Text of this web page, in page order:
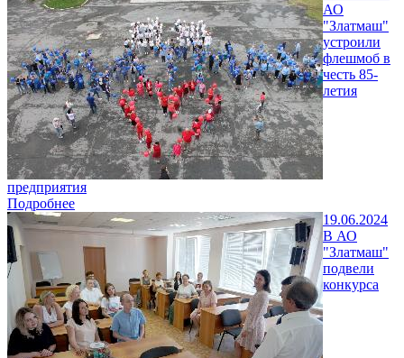
АО
"Златмаш"
устроили
флешмоб в
честь 85-
летия
предприятия
Подробнее
19.06.2024
В АО
"Златмаш"
подвели
конкурса